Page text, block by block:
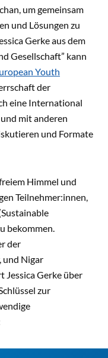
um gemeinsam
und Lösungen zu
Gerke aus dem
Gesellschaft” kann
Youth
der
eine International
mit anderen
und Formate
Himmel und
Teilnehmer:innen,
bekommen.
der
und Nigar
Jessica Gerke über
zur